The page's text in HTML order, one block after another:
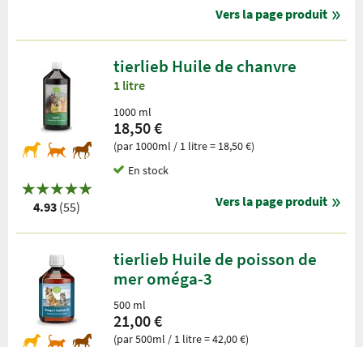
Vers la page produit
4.93 (55)
tierlieb Huile de chanvre
1 litre
1000 ml
18,50 €
(par 1000ml / 1 litre = 18,50 €)
En stock
Vers la page produit
tierlieb Huile de poisson de
mer oméga-3
500 ml
21,00 €
(par 500ml / 1 litre = 42,00 €)